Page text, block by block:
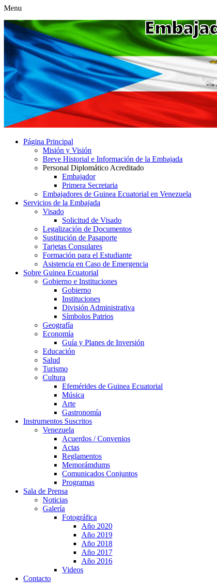
Menu
Página Principal
Misión y Visión
Breve Historial e Información de la Embajada
Personal Diplomático Acreditado
Embajador
Primera Secretaria
Embajadores de Guinea Ecuatorial en Venezuela
Servicios de la Embajada
Visado
Solicitud de Visado
Legalización de Documentos
Sustitución de Pasaporte
Tarjetas Consulares
Formación para el Estudiante
Asistencia en Caso de Emergencia
Sobre Guinea Ecuatorial
Gobierno e Instituciones
Gobierno
Instituciones
División Administrativa
Símbolos Patrios
Geografía
Economía
Guía y Planes de Inversión
Educación
Salud
Turismo
Cultura
Efemérides de Guinea Ecuatorial
Música
Arte
Gastronomía
Instrumentos Suscritos
Venezuela
Acuerdos / Convenios
Actas
Reglamentos
Memorámdums
Comunicados Conjuntos
Programas
Sala de Prensa
Noticias
Galería
Fotográfica
Año 2020
Año 2019
Año 2018
Año 2017
Año 2016
Videos
Contacto